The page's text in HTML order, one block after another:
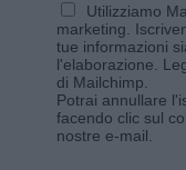
Utilizziamo
marketing.
tue informazioni
l'elaborazione.
di Mailchimp
Potrai annullare
facendo clic sul
nostre e-mail.